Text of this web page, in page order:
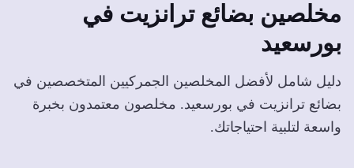
مخلصين بضائع ترانزيت في
بورسعيد
دليل شامل لأفضل المخلصين الجمركيين المتخصصين في
بضائع ترانزيت في بورسعيد. مخلصون معتمدون بخبرة
واسعة لتلبية احتياجاتك.